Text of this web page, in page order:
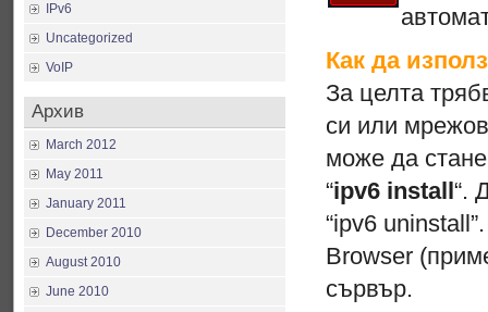
Как да
За целта
си или
може да
“ipv6 install“.
“ipv6
Browser
сървър.
IPv6
Uncategorized
VoIP
Архив
March 2012
May 2011
January 2011
December 2010
August 2010
June 2010